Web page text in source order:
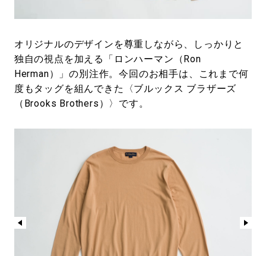
オリジナルのデザインを尊重しながら、しっかりと
独自の視点を加える「ロンハーマン（Ron
Herman）」の別注作。今回のお相手は、これまで何
度もタッグを組んできた〈ブルックス ブラザーズ
（Brooks Brothers）〉です。